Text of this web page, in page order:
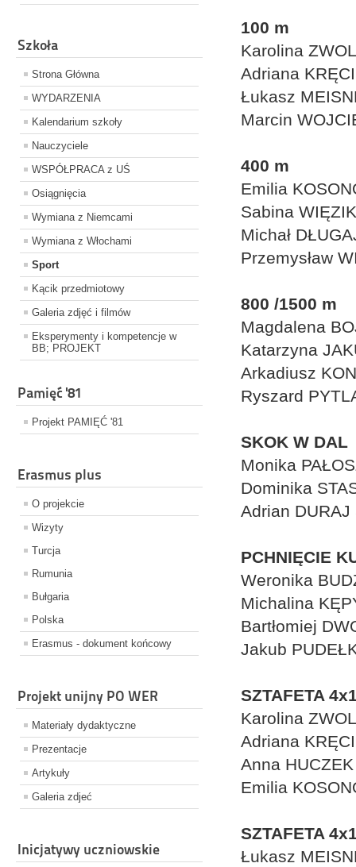
Szkoła
Strona Główna
WYDARZENIA
Kalendarium szkoły
Nauczyciele
WSPÓŁPRACA z UŚ
Osiągnięcia
Wymiana z Niemcami
Wymiana z Włochami
Sport
Kącik przedmiotowy
Galeria zdjęć i filmów
Eksperymenty i kompetencje w
BB; PROJEKT
Pamięć '81
Projekt PAMIĘĆ '81
Erasmus plus
O projekcie
Wizyty
Turcja
Rumunia
Bułgaria
Polska
Erasmus - dokument końcowy
Projekt unijny PO WER
Materiały dydaktyczne
Prezentacje
Artykuły
Galeria zdjeć
Inicjatywy uczniowskie
100 m
Karolina
Adriana
Łukasz
Marcin
400 m
Emilia
Sabina
Michał
Przemysław
800 /1500 m
Magdalena
Katarzyna
Arkadiusz
Ryszard
SKOK W DAL
Monika
Dominika
Adrian DURAJ
PCHNIĘCIE
Weronika
Michalina
Bartłomiej
Jakub
SZTAFETA
Karolina
Adriana
Anna HUCZEK
Emilia
SZTAFETA
Łukasz